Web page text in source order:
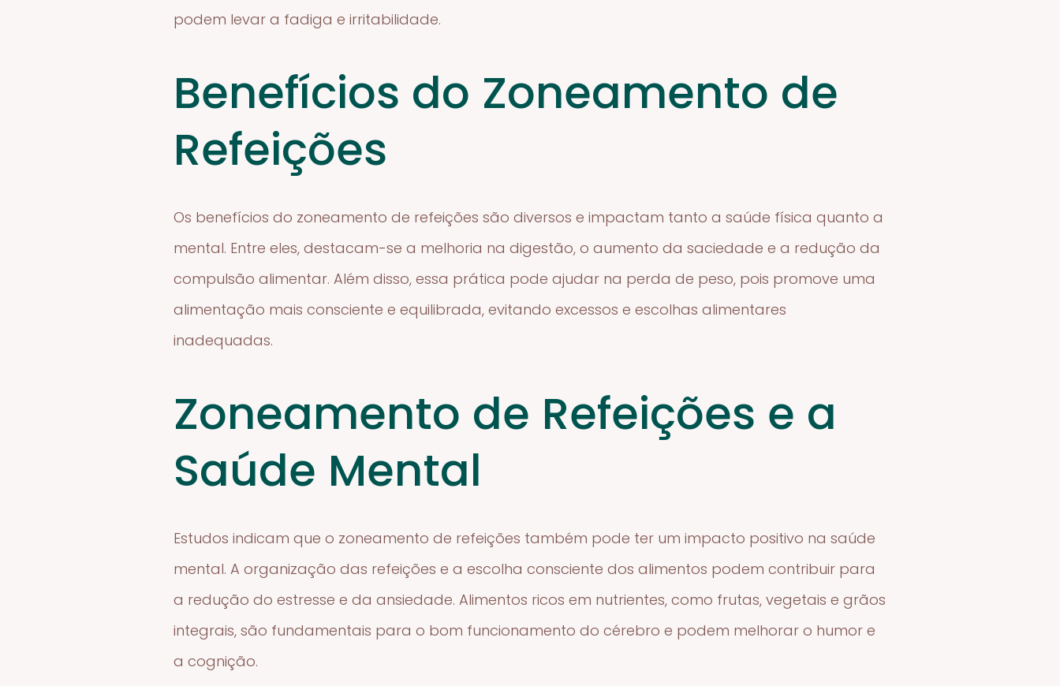
podem levar a fadiga e irritabilidade.
Benefícios do Zoneamento de
Refeições
Os benefícios do zoneamento de refeições são diversos e impactam tanto a saúde física quanto a
mental. Entre eles, destacam-se a melhoria na digestão, o aumento da saciedade e a redução da
compulsão alimentar. Além disso, essa prática pode ajudar na perda de peso, pois promove uma
alimentação mais consciente e equilibrada, evitando excessos e escolhas alimentares
inadequadas.
Zoneamento de Refeições e a
Saúde Mental
Estudos indicam que o zoneamento de refeições também pode ter um impacto positivo na saúde
mental. A organização das refeições e a escolha consciente dos alimentos podem contribuir para
a redução do estresse e da ansiedade. Alimentos ricos em nutrientes, como frutas, vegetais e grãos
integrais, são fundamentais para o bom funcionamento do cérebro e podem melhorar o humor e
a cognição.